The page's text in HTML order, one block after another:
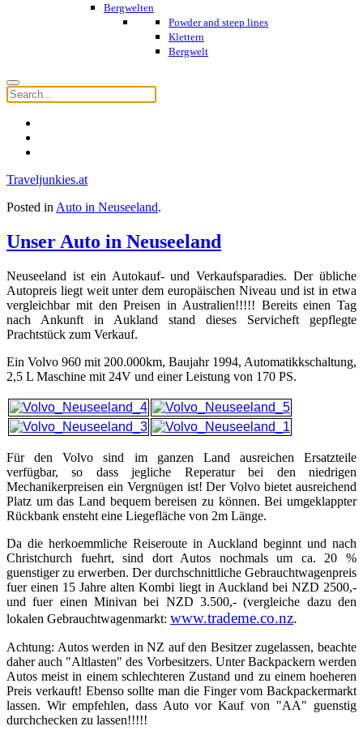
Bergwelten
Powder and steep lines
Klettern
Bergwelt
Traveljunkies.at
Posted in Auto in Neuseeland.
Unser Auto in Neuseeland
Neuseeland ist ein Autokauf- und Verkaufsparadies. Der übliche
Autopreis liegt weit unter dem europäischen Niveau und ist in etwa
vergleichbar mit den Preisen in Australien!!!!! Bereits einen Tag
nach Ankunft in Aukland stand dieses Servicheft gepflegte
Prachtstück zum Verkauf.
Ein Volvo 960 mit 200.000km, Baujahr 1994, Automatikkschaltung,
2,5 L Maschine mit 24V und einer Leistung von 170 PS.
Für den Volvo sind im ganzen Land ausreichen Ersatzteile
verfügbar, so dass jegliche Reperatur bei den niedrigen
Mechanikerpreisen ein Vergnügen ist! Der Volvo bietet ausreichend
Platz um das Land bequem bereisen zu können. Bei umgeklappter
Rückbank ensteht eine Liegefläche von 2m Länge.
Da die herkoemmliche Reiseroute in Auckland beginnt und nach
Christchurch fuehrt, sind dort Autos nochmals um ca. 20 %
guenstiger zu erwerben. Der durchschnittliche Gebrauchtwagenpreis
fuer einen 15 Jahre alten Kombi liegt in Auckland bei NZD 2500,-
und fuer einen Minivan bei NZD 3.500,- (vergleiche dazu den
lokalen Gebrauchtwagenmarkt: www.trademe.co.nz.
Achtung: Autos werden in NZ auf den Besitzer zugelassen, beachte
daher auch "Altlasten" des Vorbesitzers. Unter Backpackern werden
Autos meist in einem schlechteren Zustand und zu einem hoeheren
Preis verkauft! Ebenso sollte man die Finger vom Backpackermarkt
lassen. Wir empfehlen, dass Auto vor Kauf von "AA" guenstig
durchchecken zu lassen!!!!!